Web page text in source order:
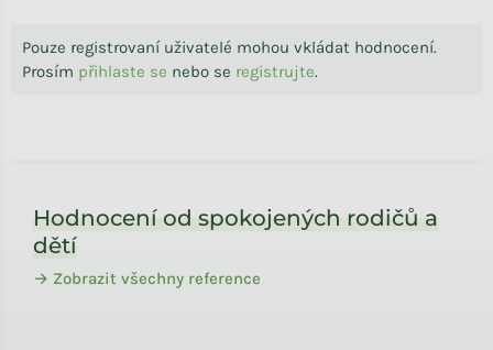
Pouze registrovaní uživatelé mohou vkládat hodnocení.
Prosím přihlaste se nebo se registrujte.
Hodnocení od spokojených rodičů a
dětí
→ Zobrazit všechny reference